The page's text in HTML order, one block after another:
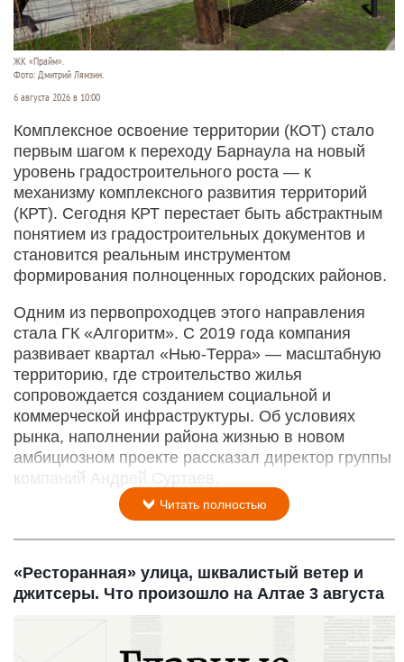
ЖК «Прайм».
Фото: Дмитрий Лямзин.
6 августа 2026 в 10:00
Комплексное освоение территории (КОТ) стало
первым шагом к переходу Барнаула на новый
уровень градостроительного роста — к
механизму комплексного развития территорий
(КРТ). Сегодня КРТ перестает быть абстрактным
понятием из градостроительных документов и
становится реальным инструментом
формирования полноценных городских районов.
Одним из первопроходцев этого направления
стала ГК «Алгоритм». С 2019 года компания
развивает квартал «Нью-­Терра» — масштабную
территорию, где строительство жилья
сопровождается созданием социальной и
коммерческой инфраструктуры. Об условиях
рынка, наполнении района жизнью в новом
амбициозном проекте рассказал директор группы
компаний Андрей Суртаев.
Читать полностью
«Ресторанная» улица, шквалистый ветер и
джитсеры. Что произошло на Алтае 3 августа